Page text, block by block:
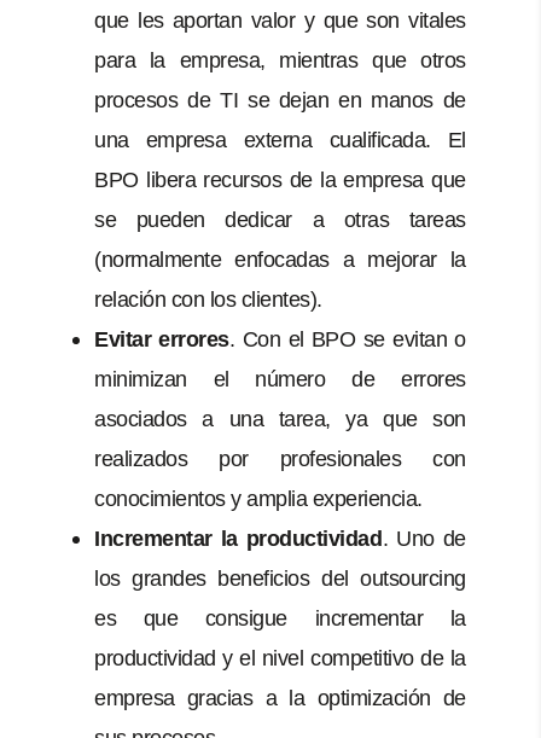
que les aportan valor y que son vitales
para la empresa, mientras que otros
procesos de TI se dejan en manos de
una empresa externa cualificada. El
BPO libera recursos de la empresa que
se pueden dedicar a otras tareas
(normalmente enfocadas a mejorar la
relación con los clientes).
Evitar errores. Con el BPO se evitan o
minimizan el número de errores
asociados a una tarea, ya que son
realizados por profesionales con
conocimientos y amplia experiencia.
Incrementar la productividad. Uno de
los grandes beneficios del outsourcing
es que consigue incrementar la
productividad y el nivel competitivo de la
empresa gracias a la optimización de